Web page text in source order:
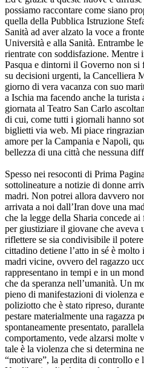
possiamo raccontare come siano
quella della Pubblica Istruzione
Sanità ad aver alzato la voce a
Università e alla Sanità. Entrambe
rientrate con soddisfazione.
Pasqua e dintorni il Governo non si
su decisioni urgenti, la Cancelliera
giorno di vera vacanza con suo
a Ischia ma facendo anche la
giornata al Teatro San Carlo
di cui, come tutti i giornali hanno
biglietti via web. Mi piace
amore per la Campania e Napoli,
bellezza di una città che nessuna
Spesso nei resoconti di Prima
sottolineature a notizie di donne
madri. Non potrei allora davvero
arrivata a noi dall’Iran dove una
che la legge della Sharia concede
per giustiziare il giovane che
riflettere se sia condivisibile il
cittadino detiene l’atto in sé è
madri vicine, ovvero del ragazzo
rappresentano in tempi e in un
che da speranza nell’umanità. Un
pieno di manifestazioni di violenza
poliziotto che è stato ripreso,
pestare materialmente una ragazza
spontaneamente presentato,
comportamento, vede alzarsi molte
tale è la violenza che si determina
“motivare”, la perdita di controllo e